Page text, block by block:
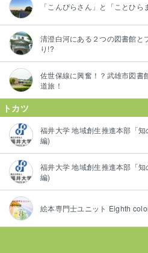
「こんぴらさん」と「ことひ
清澄白河にある２つの図書館と
り!?
佐世保線に興奮！？武雄市図書
道旅！
トカツ
福井大学 地域創生推進本部「
編)
福井大学 地域創生推進本部「
編)
絵本専門士ユニット Eighth